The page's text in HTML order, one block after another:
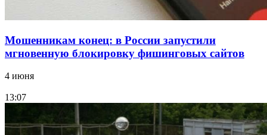
Мошенникам конец: в России запустили
мгновенную блокировку фишинговых сайтов
4 июня
13:07